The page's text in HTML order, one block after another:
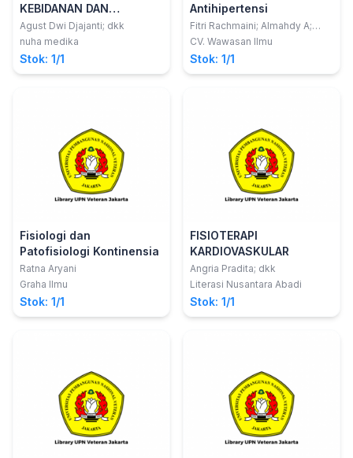
KEBIDANAN DAN
KEPERAWATAN
Agust Dwi Djajanti; dkk
nuha medika
Stok: 1/1
Antihipertensi
Fitri Rachmaini; Almahdy A;
Rahmad Abdillah
CV. Wawasan Ilmu
Stok: 1/1
Fisiologi dan
Patofisiologi Kontinensia
Ratna Aryani
Graha Ilmu
Stok: 1/1
FISIOTERAPI
KARDIOVASKULAR
Angria Pradita; dkk
Literasi Nusantara Abadi
Stok: 1/1